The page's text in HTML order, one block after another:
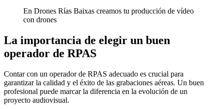
En Drones Rías Baixas creamos tu producción de vídeo
con drones
La importancia de elegir un buen
operador de RPAS
Contar con un operador de RPAS adecuado es crucial para
garantizar la calidad y el éxito de las grabaciones aéreas. Un buen
profesional puede marcar la diferencia en la evolución de un
proyecto audiovisual.